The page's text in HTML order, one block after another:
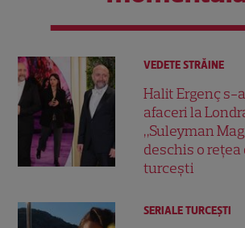
VEDETE STRĂINE
Halit Ergenç s-
afaceri la
„Suleyman
deschis o
turcești
SERIALE TURCEŞTI